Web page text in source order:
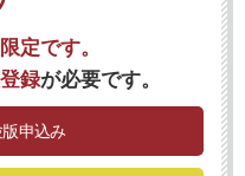
定です。
録が必要です。
申込み